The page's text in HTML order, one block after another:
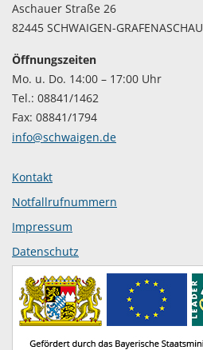
Aschauer Straße 26
82445 SCHWAIGEN-GRAFENASCHAU
Öffnungszeiten
Mo. u. Do. 14:00 – 17:00 Uhr
Tel.: 08841/1462
Fax: 08841/1794
info@schwaigen.de
Kontakt
Notfallrufnummern
Impressum
Datenschutz